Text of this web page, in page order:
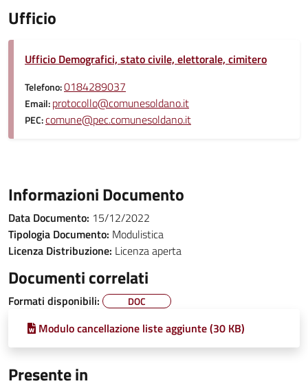
Ufficio
Ufficio Demografici, stato civile, elettorale, cimitero
Telefono:0184289037
Email:protocollo@comunesoldano.it
PEC:comune@pec.comunesoldano.it
Informazioni Documento
Data Documento: 15/12/2022
Tipologia Documento: Modulistica
Licenza Distribuzione: Licenza aperta
Documenti correlati
Formati disponibili: DOC
Modulo cancellazione liste aggiunte (30 KB)
Presente in